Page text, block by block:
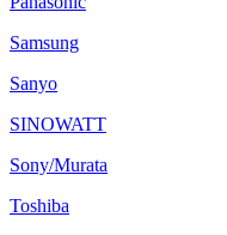
Samsung
Sanyo
SINOWATT
Sony/Murata
Toshiba